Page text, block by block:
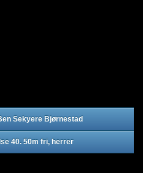
Sekyere Bjørnestad
40. 50m fri, herrer